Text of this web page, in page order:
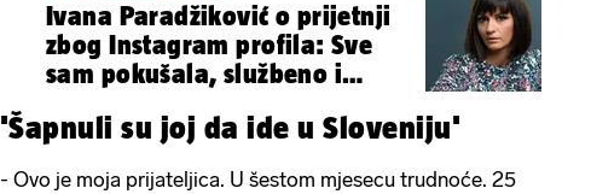
Ivana Paradžiković o prijetnji
zbog Instagram profila: Sve
sam pokušala, službeno i
'Šapnuli su joj da ide u Sloveniju'
- Ovo je moja prijateljica. U šestom mjesecu trudnoće. 25